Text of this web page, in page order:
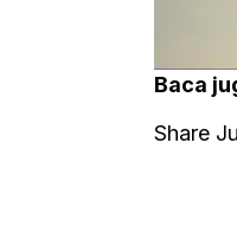
Baca
Share